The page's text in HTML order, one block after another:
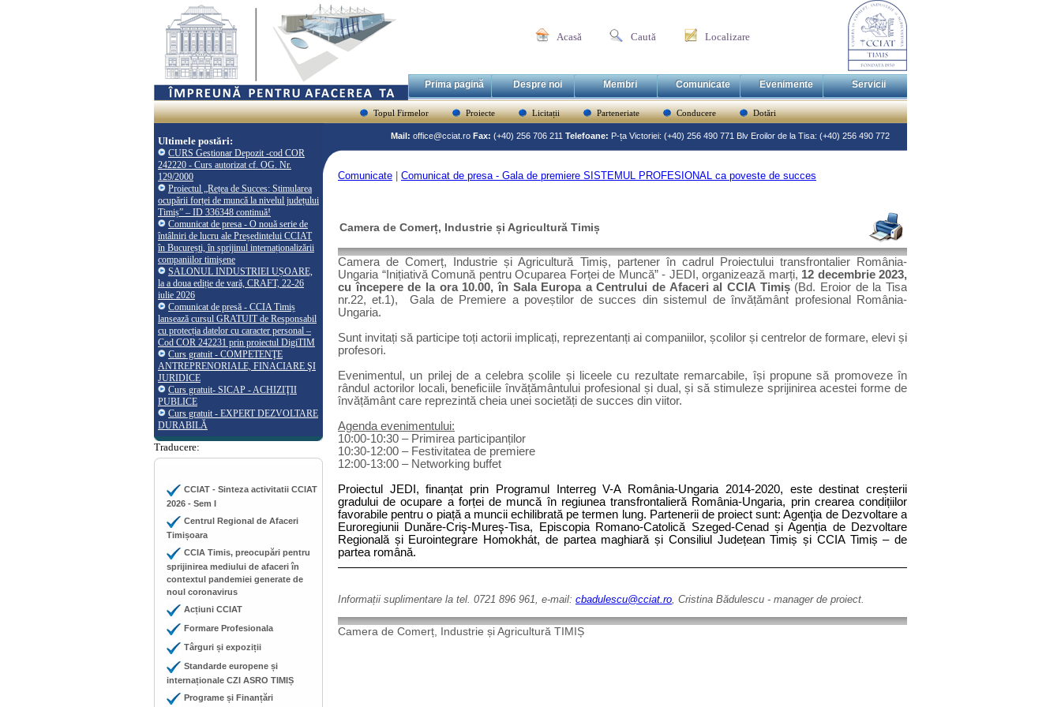
Acasă Caută Localizare
Prima pagină Despre noi Membri Comunicate Evenimente Servicii
Topul Firmelor Proiecte Licitații Parteneriate Conducere Dotări
Ultimele postări:
CURS Gestionar Depozit -cod COR
242220 - Curs autorizat cf. OG. Nr.
129/2000
Proiectul „Rețea de Succes: Stimularea
ocupării forței de muncă la nivelul județului
Timiș” – ID 336348 continuă!
Comunicat de presa - O nouă serie de
întâlniri de lucru ale Președintelui CCIAT
în București, în sprijinul internaționalizării
companiilor timișene
SALONUL INDUSTRIEI UȘOARE,
la a doua ediție de vară, CRAFT, 22-26
iulie 2026
Comunicat de presă - CCIA Timiș
lansează cursul GRATUIT de Responsabil
cu protecția datelor cu caracter personal –
Cod COR 242231 prin proiectul DigiTIM
Curs gratuit - COMPETENŢE
ANTREPRENORIALE, FINACIARE ŞI
JURIDICE
Curs gratuit- SICAP - ACHIZIŢII
PUBLICE
Curs gratuit - EXPERT DEZVOLTARE
DURABILĂ
Traducere:
CCIAT - Sinteza activitatii CCIAT
2026 - Sem I
Centrul Regional de Afaceri
Timișoara
CCIA Timis, preocupări pentru
sprijinirea mediului de afaceri în
contextul pandemiei generate de
noul coronavirus
Acțiuni CCIAT
Formare Profesionala
Târguri și expoziții
Standarde europene și
internaționale CZI ASRO TIMIȘ
Programe și Finanțări
Mail: office@cciat.ro Fax: (+40) 256 706 211 Telefoane: P-ța Victoriei: (+40) 256 490 771 Blv Eroilor de la Tisa: (+40) 256 490 772
Comunicate Comunicat de presa - Gala de premiere SISTEMUL PROFESIONAL ca poveste de succes
Camera de Comerț, Industrie și Agricultură Timiș
Camera de Comerț, Industrie și Agricultură Timiș, partener în cadrul Proiectului transfrontalier România-
Ungaria “Inițiativă Comună pentru Ocuparea Forței de Muncă” - JEDI, organizează marți, 12 decembrie 2023,
cu începere de la ora 10.00, în Sala Europa a Centrului de Afaceri al CCIA Timiș(Bd. Eroior de la Tisa
nr.22, et.1),
Gala de Premiere a poveștilor de succes din sistemul de învățământ profesional România-
Ungaria.
Sunt invitați să participe toți actorii implicați, reprezentanți ai companiilor, școlilor și centrelor de formare, elevi și
profesori.
Evenimentul, un prilej de a celebra școlile și liceele cu rezultate remarcabile, își propune să promoveze în
rândul actorilor locali, beneficiile învățământului profesional și dual, și să stimuleze sprijinirea acestei forme de
învățământ care reprezintă cheia unei societăți de succes din viitor.
Agenda evenimentului:
10:00-10:30 – Primirea participanților
10:30-12:00 – Festivitatea de premiere
12:00-13:00 – Networking buffet
Proiectul JEDI, finanțat prin Programul Interreg V-A România-Ungaria 2014-2020, este destinat creșterii
gradului de ocupare a forței de muncă în regiunea transfrontalieră România-Ungaria, prin crearea condițiilor
favorabile pentru o piață a muncii echilibrată pe termen lung. Partenerii de proiect sunt: Agenţia de Dezvoltare a
Euroregiunii Dunăre-Criş-Mureş-Tisa, Episcopia Romano-Catolică Szeged-Cenad și Agenția de Dezvoltare
Regională și Eurointegrare Homokhát, de partea maghiară și Consiliul Județean Timiș și CCIA Timiș – de
partea română.
Informații suplimentare la tel. 0721 896 961, e-mail: cbadulescu@cciat.ro , Cristina Bădulescu - manager de proiect.
Camera de Comerț, Industrie și Agricultură TIMIȘ